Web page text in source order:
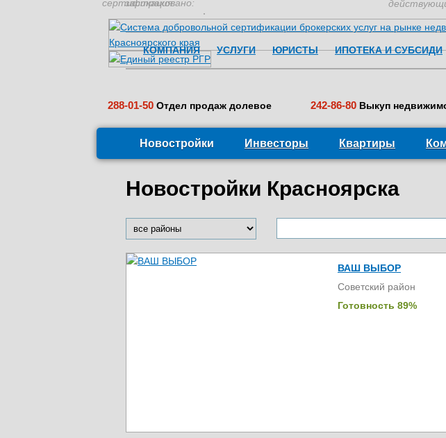
застраховано:
сертификация:
КОМПАНИЯ
УСЛУГИ ЮРИСТЫ ИПОТЕКА И СУБСИДИ
288-01-50 Отдел продаж долевое 242-86-80 Выкуп
Новостройки Инвесторы Квартиры
Новостройки Красноярска
ВАШ ВЫБОР
Советский район
Готовность 89%